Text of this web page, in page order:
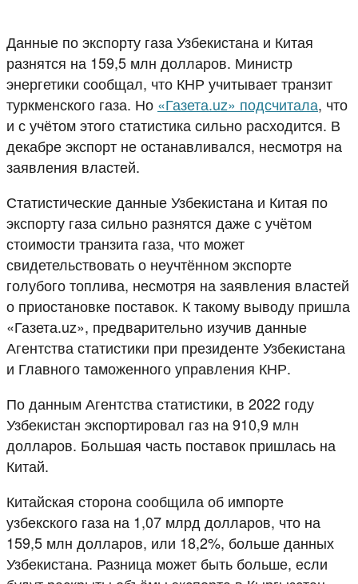
Данные по экспорту газа Узбекистана и Китая
разнятся на 159,5 млн долларов. Министр
энергетики сообщал, что КНР учитывает транзит
туркменского газа. Но «Газета.uz» подсчитала, что
и с учётом этого статистика сильно расходится. В
декабре экспорт не останавливался, несмотря на
заявления властей.
Статистические данные Узбекистана и Китая по
экспорту газа сильно разнятся даже с учётом
стоимости транзита газа, что может
свидетельствовать о неучтённом экспорте
голубого топлива, несмотря на заявления властей
о приостановке поставок. К такому выводу пришла
«Газета.uz», предварительно изучив данные
Агентства статистики при президенте Узбекистана
и Главного таможенного управления КНР.
По данным Агентства статистики, в 2022 году
Узбекистан экспортировал газ на 910,9 млн
долларов. Большая часть поставок пришлась на
Китай.
Китайская сторона сообщила об импорте
узбекского газа на 1,07 млрд долларов, что на
159,5 млн долларов, или 18,2%, больше данных
Узбекистана. Разница может быть больше, если